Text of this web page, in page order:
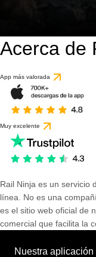
Acerca de
App más valorada
Muy excelente
Rail Ninja es un servicio
línea. No es una
es el sitio web oficial de
comercial que facilita la
Nuestra